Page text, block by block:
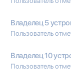
Владелец 5
Пользователь
Владелец 10
Пользователь